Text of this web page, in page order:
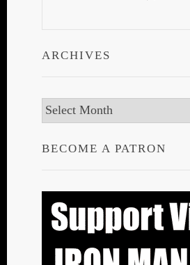
ARCHIVES
Archives
BECOME A PATRON